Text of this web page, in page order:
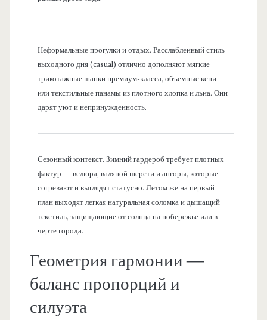
Неформальные прогулки и отдых. Расслабленный стиль
выходного дня (casual) отлично дополняют мягкие
трикотажные шапки премиум-класса, объемные кепи
или текстильные панамы из плотного хлопка и льна. Они
дарят уют и непринужденность.
Сезонный контекст. Зимний гардероб требует плотных
фактур — велюра, валяной шерсти и ангоры, которые
согревают и выглядят статусно. Летом же на первый
план выходят легкая натуральная соломка и дышащий
текстиль, защищающие от солнца на побережье или в
черте города.
Геометрия гармонии —
баланс пропорций и
силуэта